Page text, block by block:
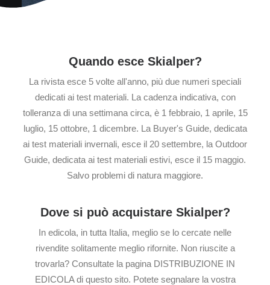
Quando esce Skialper?
La rivista esce 5 volte all'anno, più due numeri speciali
dedicati ai test materiali. La cadenza indicativa, con
tolleranza di una settimana circa, è 1 febbraio, 1 aprile, 15
luglio, 15 ottobre, 1 dicembre. La Buyer's Guide, dedicata
ai test materiali invernali, esce il 20 settembre, la Outdoor
Guide, dedicata ai test materiali estivi, esce il 15 maggio.
Salvo problemi di natura maggiore.
Dove si può acquistare Skialper?
In edicola, in tutta Italia, meglio se lo cercate nelle
rivendite solitamente meglio rifornite. Non riuscite a
trovarla? Consultate la pagina DISTRIBUZIONE IN
EDICOLA di questo sito. Potete segnalare la vostra